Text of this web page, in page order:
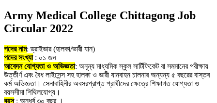
Army Medical College Chittagong Job
Circular 2022
পদের নাম: ড্রাইভার (হালকা/ভারী যান)
পদের সংখ্যা: ০১ জন
আবেদন যোগ্যতা ও অভিজ্ঞতা: অনূন্য মাধ্যমিক স্কুল সার্টিফিকেট বা সমমানের পরীক্ষায়
উত্তীর্ণ এবং বৈধ লাইসেন্স সহ হালকা ও ভারী যানবাহন চালনার অন্যন্য ৫ বছরের বাস্তব
কর্ম অভিজ্ঞতা। সেনাবাহিনীর অবসরপ্রাপ্ত প্রার্থীদের ক্ষেত্রে শিক্ষাগত যোগ্যতা ও
বয়সসীমা শিথিলযোগ্য।
বয়স: অনূর্ধ্ব ৩০ বছর ।